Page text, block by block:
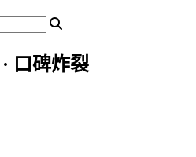
口碑炸裂